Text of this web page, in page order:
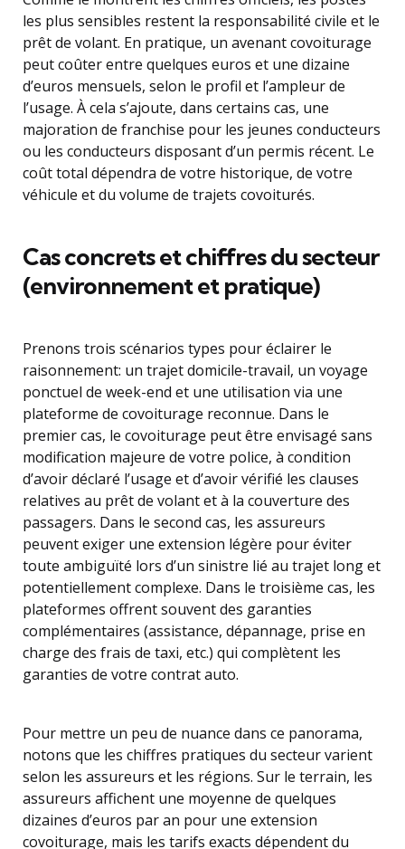
les plus sensibles restent la responsabilité civile et le
prêt de volant. En pratique, un avenant covoiturage
peut coûter entre quelques euros et une dizaine
d’euros mensuels, selon le profil et l’ampleur de
l’usage. À cela s’ajoute, dans certains cas, une
majoration de franchise pour les jeunes conducteurs
ou les conducteurs disposant d’un permis récent. Le
coût total dépendra de votre historique, de votre
véhicule et du volume de trajets covoiturés.
Cas concrets et chiffres du secteur
(environnement et pratique)
Prenons trois scénarios types pour éclairer le
raisonnement: un trajet domicile-travail, un voyage
ponctuel de week-end et une utilisation via une
plateforme de covoiturage reconnue. Dans le
premier cas, le covoiturage peut être envisagé sans
modification majeure de votre police, à condition
d’avoir déclaré l’usage et d’avoir vérifié les clauses
relatives au prêt de volant et à la couverture des
passagers. Dans le second cas, les assureurs
peuvent exiger une extension légère pour éviter
toute ambiguïté lors d’un sinistre lié au trajet long et
potentiellement complexe. Dans le troisième cas, les
plateformes offrent souvent des garanties
complémentaires (assistance, dépannage, prise en
charge des frais de taxi, etc.) qui complètent les
garanties de votre contrat auto.
Pour mettre un peu de nuance dans ce panorama,
notons que les chiffres pratiques du secteur varient
selon les assureurs et les régions. Sur le terrain, les
assureurs affichent une moyenne de quelques
dizaines d’euros par an pour une extension
covoiturage, mais les tarifs exacts dépendent du